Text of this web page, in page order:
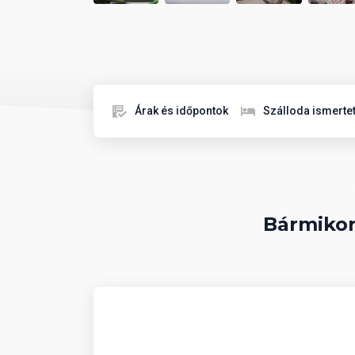
Árak és időpontok Szálloda